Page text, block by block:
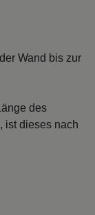
Wand bis zur
des
ist dieses nach